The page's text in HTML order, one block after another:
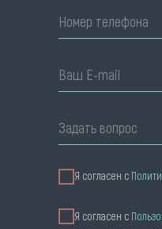
Номер телефона
Ваш E-mail
Задать вопрос
Я согласен с
Я cогласен с